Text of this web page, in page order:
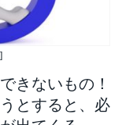
きないもの！
とすると、必